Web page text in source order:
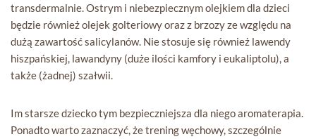
transdermalnie. Ostrym i niebezpiecznym olejkiem dla dzieci
będzie również olejek golteriowy oraz z brzozy ze względu na
dużą zawartość salicylanów. Nie stosuje się również lawendy
hiszpańskiej, lawandyny (duże ilości kamfory i eukaliptolu), a
także (żadnej) szałwii.
Im starsze dziecko tym bezpieczniejsza dla niego aromaterapia.
Ponadto warto zaznaczyć, że trening węchowy, szczególnie